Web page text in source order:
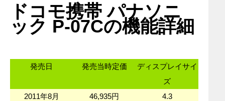
ドコモ携帯 パナソニ
ック P-07Cの機能詳細
発売日 発売当時定価
ディスプレイサイ
ズ
2011年8月
46,935円
4.3